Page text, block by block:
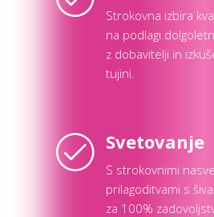
Strokovna izbira
na podlagi
z dobavitelji in
tujini.
Svetovanje
S strokovnimi
prilagoditvami s
za 100%